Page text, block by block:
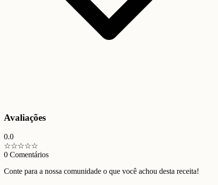
Avaliações
0.0
☆☆☆☆☆
0 Comentários
Conte para a nossa comunidade o que você achou desta receita!